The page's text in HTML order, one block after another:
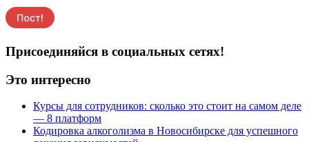
Присоединяйся в социальных сетях!
Это интересно
Курсы для сотрудников: сколько это стоит на самом деле
— 8 платформ
Кодировка алкоголизма в Новосибирске для успешного